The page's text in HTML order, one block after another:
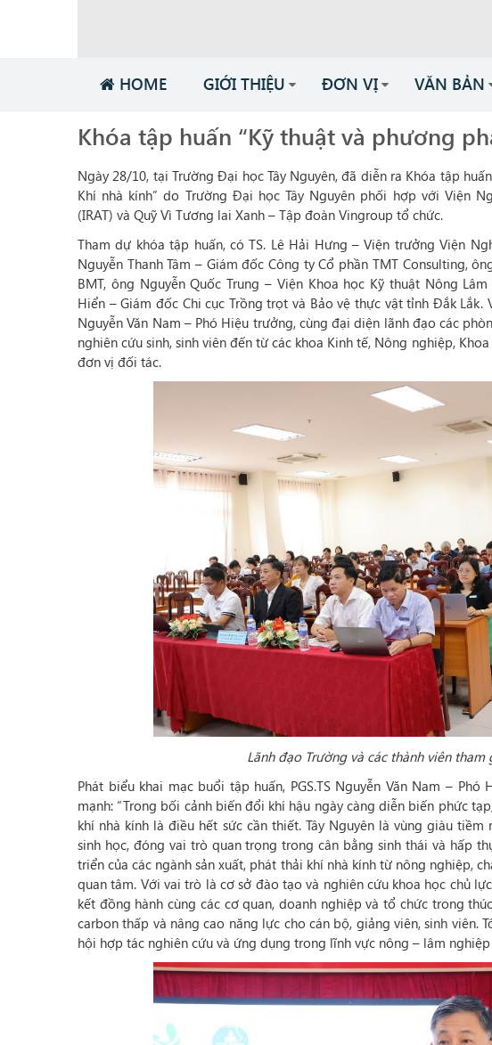
HOME GIỚI THIỆU ĐƠN VỊ VĂN BẢN
Khóa tập huấn “Kỹ thuật và phương
Ngày 28/10, tại Trường Đại học Tây Nguyên, đã diễn ra Khóa tập
Khí nhà kính” do Trường Đại học Tây Nguyên phối hợp với Viện
(IRAT) và Quỹ Vì Tương lai Xanh – Tập đoàn Vingroup tổ chức.
Tham dự khóa tập huấn, có TS. Lê Hải Hưng – Viện trưởng Viện
Nguyễn Thanh Tâm – Giám đốc Công ty Cổ phần TMT Consulting,
BMT, ông Nguyễn Quốc Trung – Viện Khoa học Kỹ thuật Nông
Hiển – Giám đốc Chi cục Trồng trọt và Bảo vệ thực vật tỉnh Đắk Lắk.
Nguyễn Văn Nam – Phó Hiệu trưởng, cùng đại diện lãnh đạo các
nghiên cứu sinh, sinh viên đến từ các khoa Kinh tế, Nông nghiệp,
đơn vị đối tác.
Lãnh đạo Trường và các thành viên tham
Phát biểu khai mạc buổi tập huấn, PGS.TS Nguyễn Văn Nam –
mạnh: “Trong bối cảnh biến đổi khí hậu ngày càng diễn biến phức
khí nhà kính là điều hết sức cần thiết. Tây Nguyên là vùng giàu
sinh học, đóng vai trò quan trọng trong cân bằng sinh thái và hấp
triển của các ngành sản xuất, phát thải khí nhà kính từ nông nghiệp,
quan tâm. Với vai trò là cơ sở đào tạo và nghiên cứu khoa học chủ
kết đồng hành cùng các cơ quan, doanh nghiệp và tổ chức trong
carbon thấp và nâng cao năng lực cho cán bộ, giảng viên, sinh viên.
hội hợp tác nghiên cứu và ứng dụng trong lĩnh vực nông – lâm